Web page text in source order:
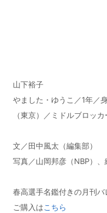
山下裕子
やました・ゆうこ／1年／
（東京）／ミドルブロッカ
文／田中風太（編集部）
写真／山岡邦彦（NBP）
春高選手名鑑付きの月刊
ご購入はこちら